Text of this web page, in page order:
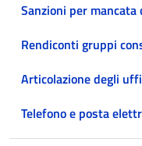
Sanzioni per
Rendiconti gruppi
Articolazione degli
Telefono e posta